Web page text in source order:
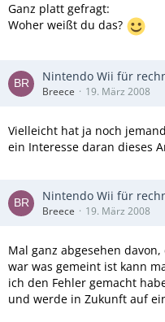
Ganz platt gefragt:
Woher weißt du das?
Nintendo Wii für
Breece 19. März 2008
Vielleicht hat ja noch
ein Interesse daran dieses
Nintendo Wii für
Breece 19. März 2008
Mal ganz abgesehen
war was gemeint ist kann
ich den Fehler gemacht
und werde in Zukunft auf